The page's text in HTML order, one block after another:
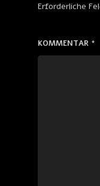
Erforderliche
KOMMENTAR *